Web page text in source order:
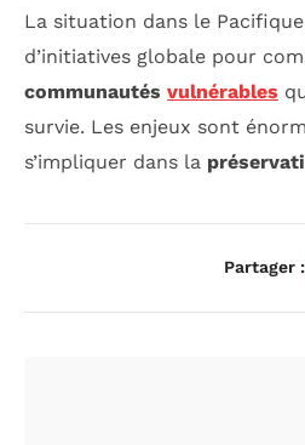
La situation dans le
d’initiatives globale pour
communautés vulnérables
survie. Les enjeux sont
s’impliquer dans la
Partager :